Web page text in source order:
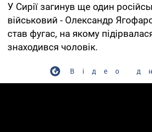
У Сирії загинув ще один
військовий - Олександр
став фугас, на якому
знаходився чоловік.
Відео